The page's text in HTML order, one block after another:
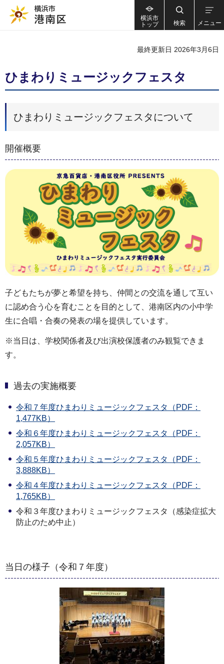
横浜市
トップ
検索 メニュー
最終更新日 2026年3月6日
ひまわりミュージックフェスタ
ひまわりミュージックフェスタについて
開催概要
子どもたちが夢と希望を持ち、仲間との交流を通して互い
に認め合う心を育むことを目的として、港南区内の小中学
生に合唱・合奏の発表の場を提供しています。
※当日は、学校関係者及び出演校保護者のみ観覧できま
す。
過去の実施概要
令和７年度ひまわりミュージックフェスタ（PDF：
1,477KB）
令和６年度ひまわりミュージックフェスタ（PDF：
2,057KB）
令和５年度ひまわりミュージックフェスタ（PDF：
3,888KB）
令和４年度ひまわりミュージックフェスタ（PDF：
1,765KB）
令和３年度ひまわりミュージックフェスタ（感染症拡大
防止のため中止）
当日の様子（令和７年度）